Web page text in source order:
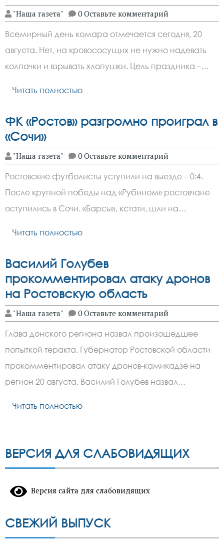
"Наша газета" 0 Оставьте комментарий
Всемирный день комара отмечается сегодня, 20
августа. Нет, на кровососущих не нужно надевать
колпачки и взрывать хлопушки. Цель праздника –…
Читать полностью
ФК «Ростов» разгромно проиграл в
«Сочи»
"Наша газета" 0 Оставьте комментарий
Ростовские футболисты уступили на выезде – 0:4.
После крупной победы над «Рубином» ростовчане
оступились в Сочи. «Барсы», кстати, шли на…
Читать полностью
Василий Голубев
прокомментировал атаку дронов
на Ростовскую область
"Наша газета" 0 Оставьте комментарий
Глава донского региона назвал произошедшее
попыткой теракта. Губернатор Ростовской области
прокомментировал атаку дронов-камикадзе на
регион 20 августа. Василий Голубев назвал…
Читать полностью
ВЕРСИЯ ДЛЯ СЛАБОВИДЯЩИХ
Версия сайта для слабовидящих
СВЕЖИЙ ВЫПУСК